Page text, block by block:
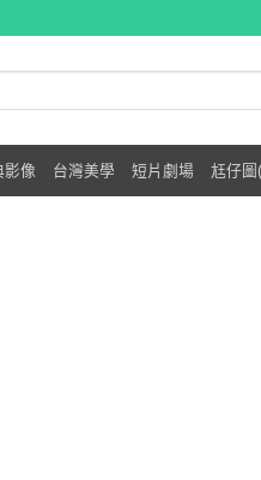
影像 台灣美學 短片劇場 尪仔圖